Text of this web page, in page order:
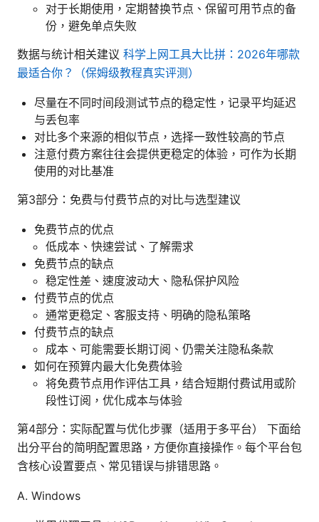
对于长期使用，定期替换节点、保留可用节点的备
份，避免单点失败
数据与统计相关建议 科学上网工具大比拼：2026年哪款
最适合你？（保姆级教程真实评测）
尽量在不同时间段测试节点的稳定性，记录平均延迟
与丢包率
对比多个来源的相似节点，选择一致性较高的节点
注意付费方案往往会提供更稳定的体验，可作为长期
使用的对比基准
第3部分：免费与付费节点的对比与选型建议
免费节点的优点
低成本、快速尝试、了解需求
免费节点的缺点
稳定性差、速度波动大、隐私保护风险
付费节点的优点
通常更稳定、客服支持、明确的隐私策略
付费节点的缺点
成本、可能需要长期订阅、仍需关注隐私条款
如何在预算内最大化免费体验
将免费节点用作评估工具，结合短期付费试用或阶
段性订阅，优化成本与体验
第4部分：实际配置与优化步骤（适用于多平台） 下面给
出分平台的简明配置思路，方便你直接操作。每个平台包
含核心设置要点、常见错误与排错思路。
A. Windows